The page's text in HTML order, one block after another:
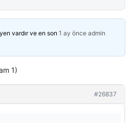
vardır ve en son 1 ay önce admin
1)
#26837